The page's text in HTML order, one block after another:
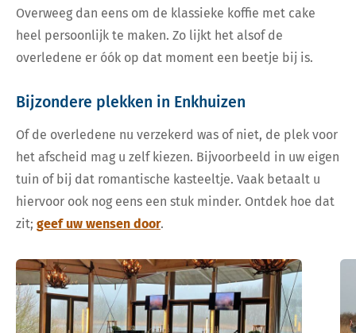
Overweeg dan eens om de klassieke koffie met cake
heel persoonlijk te maken. Zo lijkt het alsof de
overledene er óók op dat moment een beetje bij is.
Bijzondere plekken in Enkhuizen
Of de overledene nu verzekerd was of niet, de plek voor
het afscheid mag u zelf kiezen. Bijvoorbeeld in uw eigen
tuin of bij dat romantische kasteeltje. Vaak betaalt u
hiervoor ook nog eens een stuk minder. Ontdek hoe dat
zit; geef uw wensen door.